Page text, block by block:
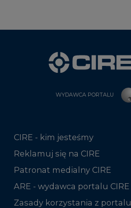
WYDAWCA PORTALU
CIRE - kim jesteśmy
Reklamuj się na CIRE
Patronat medialny CIRE
ARE - wydawca portalu CIRE
Zasady korzystania z portalu